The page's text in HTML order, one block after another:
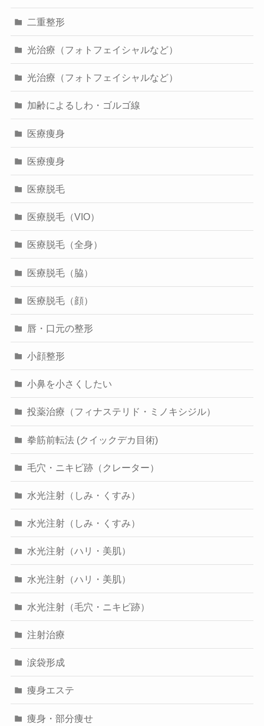
二重整形
光治療（フォトフェイシャルなど）
光治療（フォトフェイシャルなど）
加齢によるしわ・ゴルゴ線
医療痩身
医療痩身
医療脱毛
医療脱毛（VIO）
医療脱毛（全身）
医療脱毛（脇）
医療脱毛（顔）
唇・口元の整形
小顔整形
小鼻を小さくしたい
投薬治療（フィナステリド・ミノキシジル）
拳筋前転法 (クイックデカ目術)
毛穴・ニキビ跡（クレーター）
水光注射（しみ・くすみ）
水光注射（しみ・くすみ）
水光注射（ハリ・美肌）
水光注射（ハリ・美肌）
水光注射（毛穴・ニキビ跡）
注射治療
涙袋形成
痩身エステ
痩身・部分痩せ